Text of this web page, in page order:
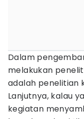
Dalam
melakukan
adalah penelitian
Lanjutnya, kalau
kegiatan